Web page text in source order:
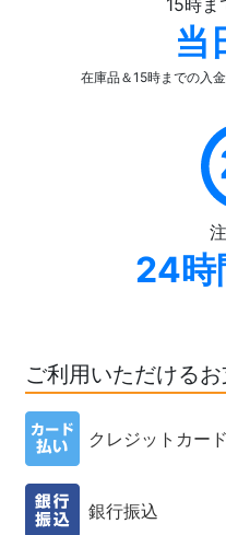
15時ま
当
在庫品＆15時までの入
24時
ご利用いただける
クレジットカード
銀行振込